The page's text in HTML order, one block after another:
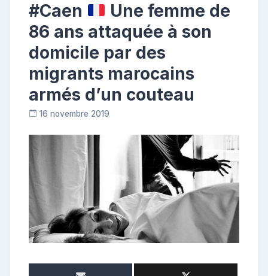
#Caen
Une femme de
86 ans attaquée à son
domicile par des
migrants marocains
armés d’un couteau
16 novembre 2019
i
b
u
t
r
c